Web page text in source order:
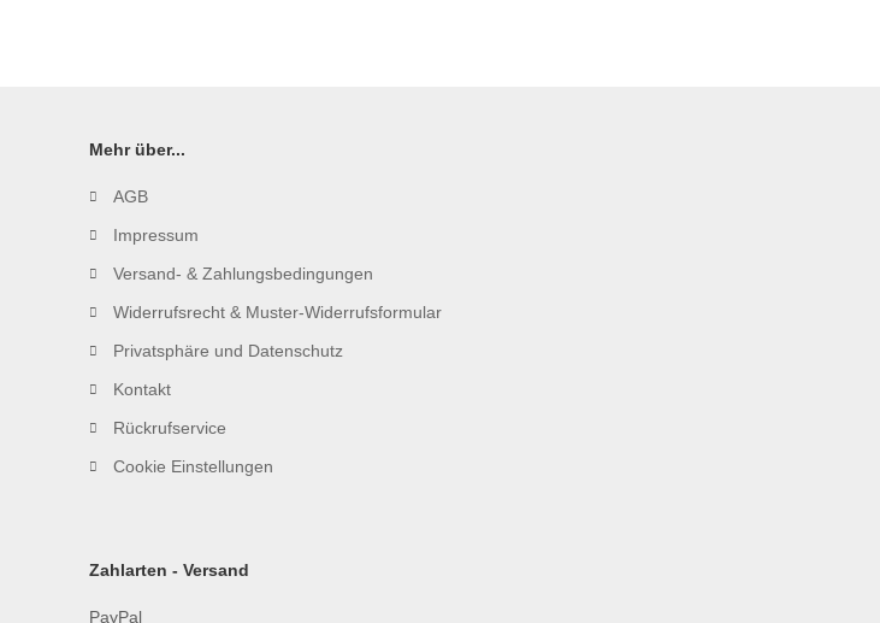
Mehr über...
AGB
Impressum
Versand- & Zahlungsbedingungen
Widerrufsrecht & Muster-Widerrufsformular
Privatsphäre und Datenschutz
Kontakt
Rückrufservice
Cookie Einstellungen
Zahlarten - Versand
PayPal